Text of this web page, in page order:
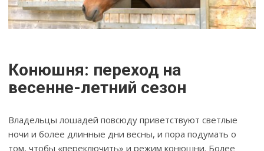
Конюшня: переход на
весенне-летний сезон
Владельцы лошадей повсюду приветствуют светлые
ночи и более длинные дни весны, и пора подумать о
том, чтобы «переключить» и режим конюшни. Более